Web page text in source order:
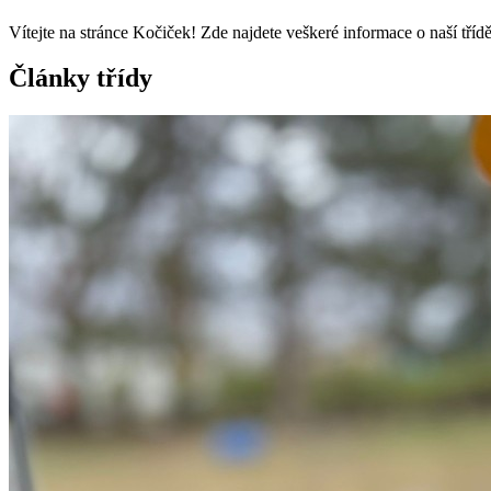
Vítejte na stránce Kočiček! Zde najdete veškeré informace o naší
Články třídy